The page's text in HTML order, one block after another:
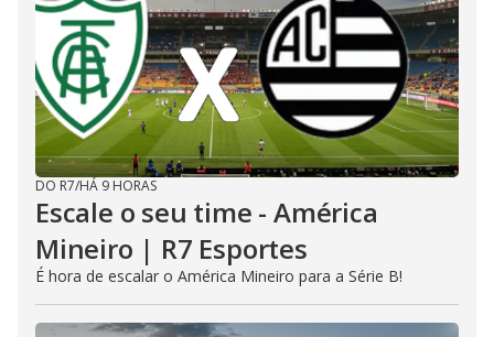
DO R7/HÁ 9 HORAS
Escale o seu time - América
Mineiro | R7 Esportes
É hora de escalar o América Mineiro para a Série B!